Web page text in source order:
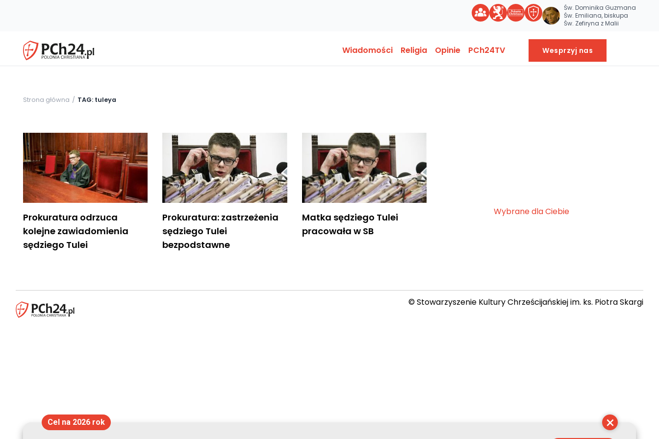
Św. Dominika Guzmana
Św. Emiliana, biskupa
Św. Zefiryna z Malii
Wiadomości Religia Opinie PCh24TV Wesprzyj nas
Strona główna TAG: tuleya
Prokuratura odrzuca
kolejne zawiadomienia
sędziego Tulei
Prokuratura: zastrzeżenia
sędziego Tulei
bezpodstawne
Matka sędziego Tulei
pracowała w SB
Wybrane dla Ciebie
© Stowarzyszenie Kultury Chrześcijańskiej im. ks. Piotra Skargi
×
Cel na 2026 rok